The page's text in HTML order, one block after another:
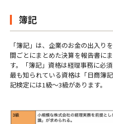
簿記
「簿記」は、企業のお金の出入り
間ごとにまとめた決算を報告書に
す。「簿記」資格は経理事務に必
最も知られている資格は「日商簿
記検定には1級～3級があります。